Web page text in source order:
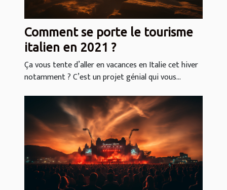
Comment se porte le tourisme
italien en 2021 ?
Ça vous tente d’aller en vacances en Italie cet hiver
notamment ? C’est un projet génial qui vous...